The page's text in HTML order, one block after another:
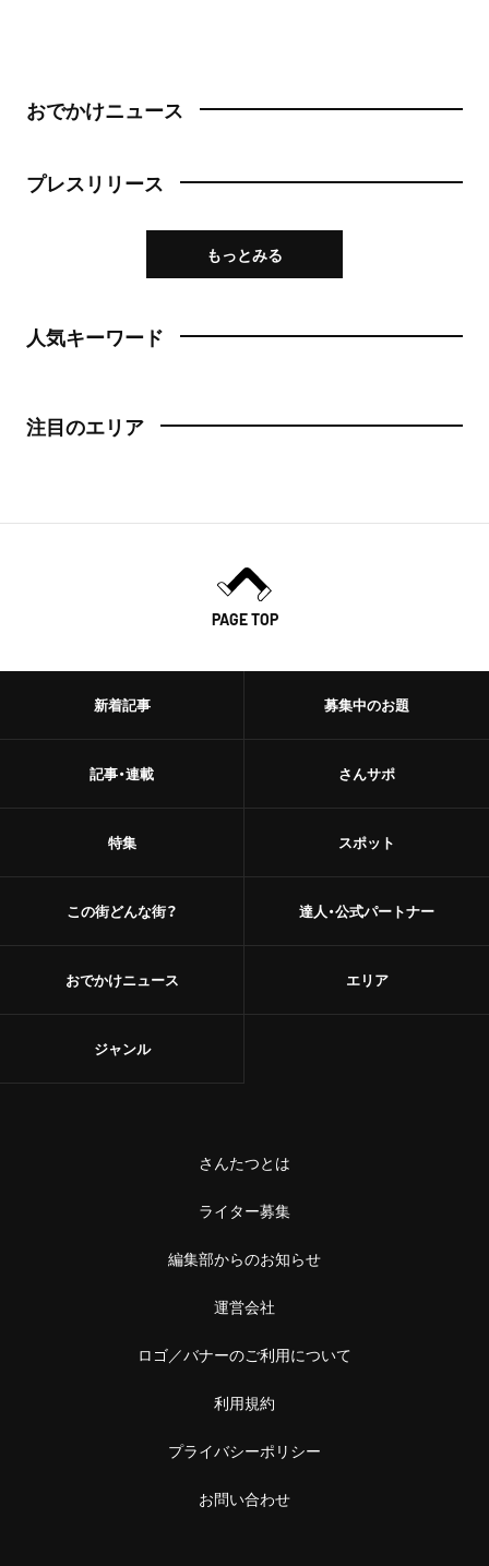
おでかけニュース
プレスリリース
もっとみる
人気キーワード
注目のエリア
PAGE TOP
新着記事
記事・連載
特集
この街どんな街？
おでかけニュース
募集中のお題
さんサポ
スポット
達人・公式パートナー
エリア
ジャンル
さんたつとは
ライター募集
編集部からのお知らせ
運営会社
ロゴ／バナーのご利用について
利用規約
プライバシーポリシー
お問い合わせ